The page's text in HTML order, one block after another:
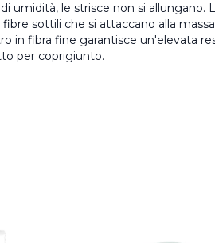
umidità, le strisce non si allungano.
sottili che si attaccano alla
in fibra fine garantisce un'elevata
per coprigiunto.